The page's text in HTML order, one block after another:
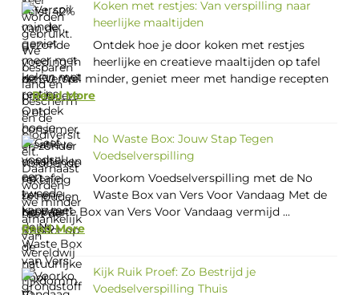
Koken met restjes: Van verspilling naar
heerlijke maaltijden
Ontdek hoe je door koken met restjes
heerlijke en creatieve maaltijden op tafel
zet. Verspil minder, geniet meer met handige recepten
...Read More
No Waste Box: Jouw Stap Tegen
Voedselverspilling
Voorkom Voedselverspilling met de No
Waste Box van Vers Voor Vandaag Met de
No Waste Box van Vers Voor Vandaag vermijd ...
Read More
Kijk Ruik Proef: Zo Bestrijd je
Voedselverspilling Thuis